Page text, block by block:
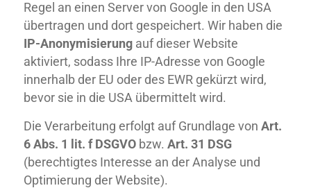
Regel an einen Server von Google in den USA
übertragen und dort gespeichert. Wir haben die
IP-Anonymisierung auf dieser Website
aktiviert, sodass Ihre IP-Adresse von Google
innerhalb der EU oder des EWR gekürzt wird,
bevor sie in die USA übermittelt wird.
Die Verarbeitung erfolgt auf Grundlage von Art.
6 Abs. 1 lit. f DSGVO bzw. Art. 31 DSG
(berechtigtes Interesse an der Analyse und
Optimierung der Website).